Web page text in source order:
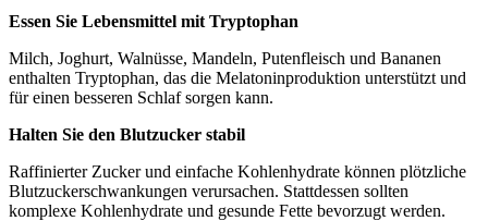
Essen Sie Lebensmittel mit Tryptophan
Milch, Joghurt, Walnüsse, Mandeln, Putenfleisch und Bananen
enthalten Tryptophan, das die Melatoninproduktion unterstützt und
für einen besseren Schlaf sorgen kann.
Halten Sie den Blutzucker stabil
Raffinierter Zucker und einfache Kohlenhydrate können plötzliche
Blutzuckerschwankungen verursachen. Stattdessen sollten
komplexe Kohlenhydrate und gesunde Fette bevorzugt werden.